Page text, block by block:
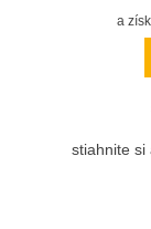
a
stiahnite si